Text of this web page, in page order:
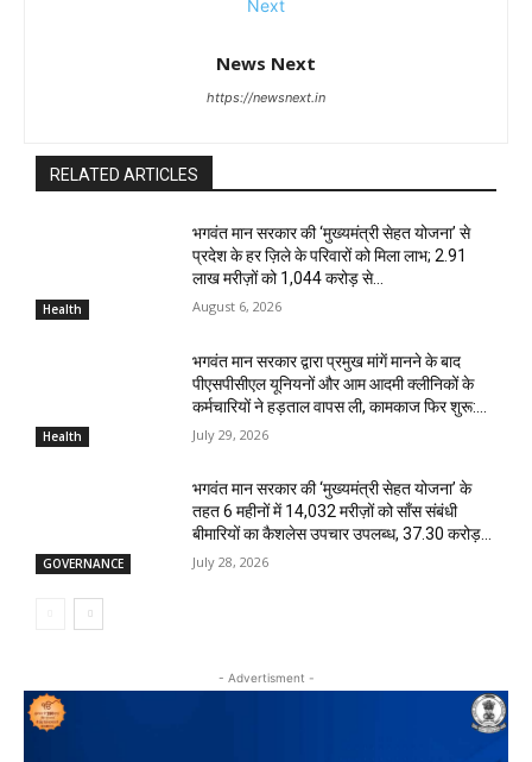
News Next
https://newsnext.in
RELATED ARTICLES
Health
भगवंत मान सरकार की ‘मुख्यमंत्री सेहत योजना’ से
प्रदेश के हर ज़िले के परिवारों को मिला लाभ; 2.91
लाख मरीज़ों को ₹1,044 करोड़ से...
August 6, 2026
Health
भगवंत मान सरकार द्वारा प्रमुख मांगें मानने के बाद
पीएसपीसीएल यूनियनों और आम आदमी क्लीनिकों के
कर्मचारियों ने हड़ताल वापस ली, कामकाज फिर शुरू:...
July 29, 2026
GOVERNANCE
भगवंत मान सरकार की ‘मुख्यमंत्री सेहत योजना’ के
तहत 6 महीनों में 14,032 मरीज़ों को साँस संबंधी
बीमारियों का कैशलेस उपचार उपलब्ध, ₹37.30 करोड़...
July 28, 2026
- Advertisment -